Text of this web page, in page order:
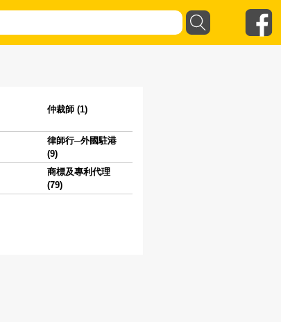
仲裁師 (1)
律師行─外國駐港
(9)
商標及專利代理
(79)